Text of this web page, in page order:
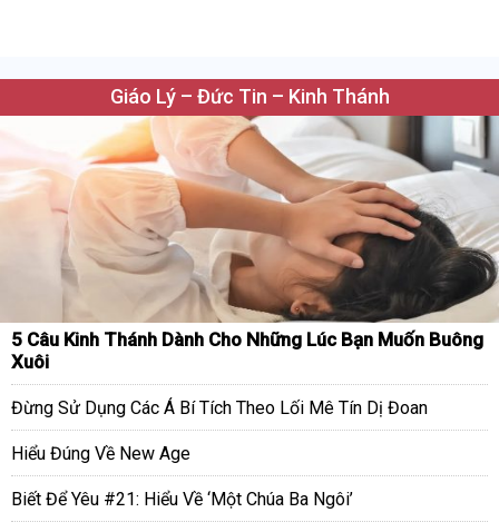
Giáo Lý – Đức Tin – Kinh Thánh
5 Câu Kinh Thánh Dành Cho Những Lúc Bạn Muốn Buông
Xuôi
Đừng Sử Dụng Các Á Bí Tích Theo Lối Mê Tín Dị Đoan
Hiểu Đúng Về New Age
Biết Để Yêu #21: Hiểu Về ‘Một Chúa Ba Ngôi’